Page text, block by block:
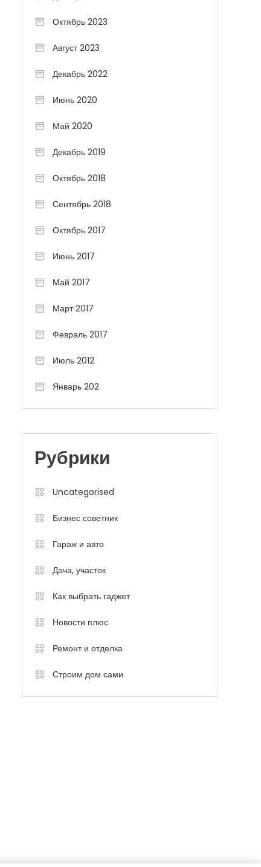
Октябрь 2023
Август 2023
Декабрь 2022
Июнь 2020
Май 2020
Декабрь 2019
Октябрь 2018
Сентябрь 2018
Октябрь 2017
Июнь 2017
Май 2017
Март 2017
Февраль 2017
Июль 2012
Январь 202
Рубрики
Uncategorised
Бизнес советник
Гараж и авто
Дача, участок
Как выбрать гаджет
Новости плюс
Ремонт и отделка
Строим дом сами